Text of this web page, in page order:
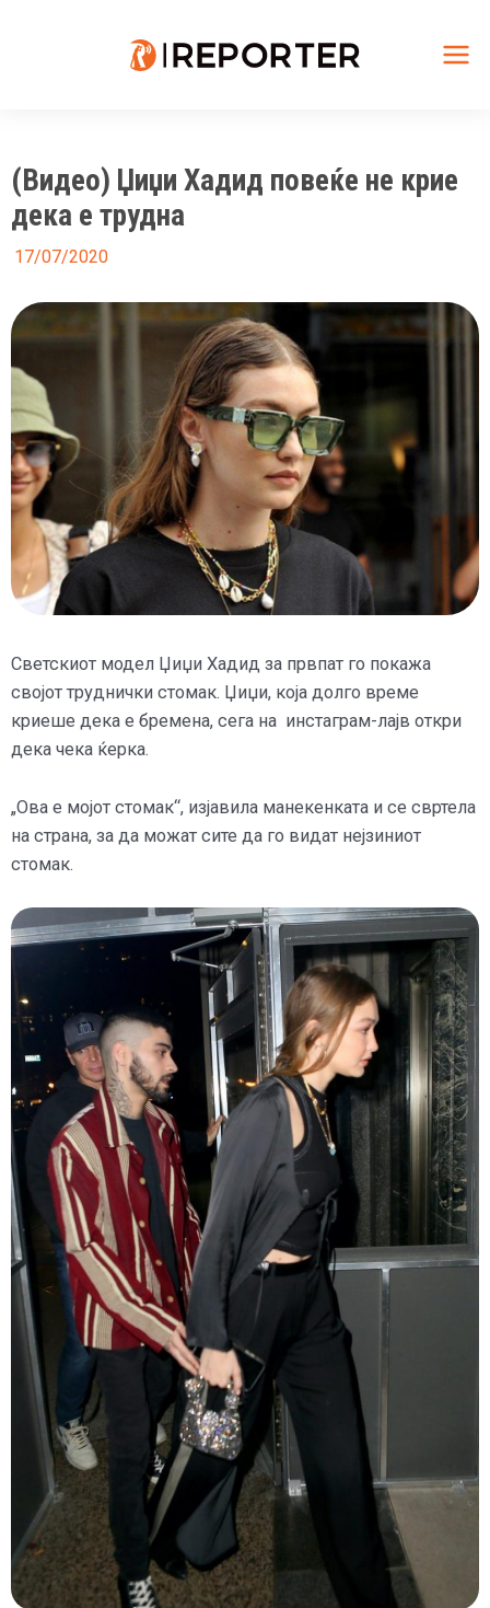
(Видео) Џиџи Хадид повеќе не крие
дека е трудна
17/07/2020
Светскиот модел Џиџи Хадид за првпат го покажа
својот труднички стомак. Џиџи, која долго време
криеше дека е бремена, сега на инстаграм-лајв откри
дека чека ќерка.
„Ова е мојот стомак“, изјавила манекенката и се свртела
на страна, за да можат сите да го видат нејзиниот
стомак.